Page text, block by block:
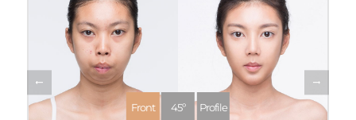
Front 45º Profile